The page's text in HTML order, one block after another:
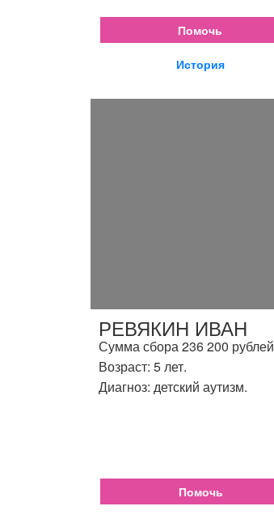
Помочь
История
РЕВЯКИН ИВАН
Сумма сбора 236 200 рублей
Возраст: 5 лет.
Диагноз: детский аутизм.
Помочь